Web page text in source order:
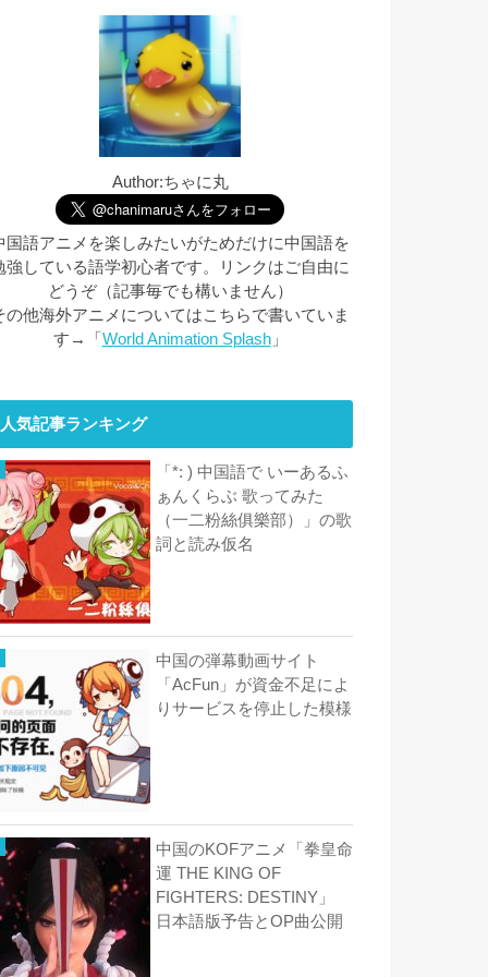
Author:ちゃに丸
国語アニメを楽しみたいがためだけに中国語を
強している語学初心者です。リンクはご自由に
どうぞ（記事毎でも構いません）
の他海外アニメについてはこちらで書いていま
す→「 World Animation Splash」
人気記事ランキング
「*: ) 中国語で いーあるふ
ぁんくらぶ 歌ってみた
（一二粉絲俱樂部）」の歌
詞と読み仮名
中国の弾幕動画サイト
「AcFun」が資金不足によ
りサービスを停止した模様
中国のKOFアニメ「拳皇命
運 THE KING OF
FIGHTERS: DESTINY」
日本語版予告とOP曲公開